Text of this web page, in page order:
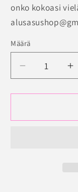
onko kokoasi
Määrä
Määrä
Vähennä
tuotteen
Miss
Lace